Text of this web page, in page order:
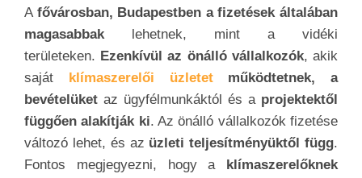
Emellett afolyamatos továbbképzés és a
szakmai fejlődésis segíthet amagasabb fizetés
elérésébenezen a területen. Végső soron aszakik
keresete Magyarországon változó, és több
tényezőtől függ, de aszakma iránti kereslet és a
jó minőségű munka elvégzésehosszú távon
lehetővé teheti a stabil és növekvő jövedelmet a